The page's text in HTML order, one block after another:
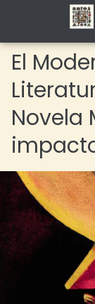
El
Novela